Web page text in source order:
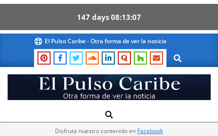
147 days 08 13 06
content
El Pulso Caribe - Otra forma de ver la noticia
Search
El
Pulso
Navigation
Search
Disfruta nuestro contenido en Facebook